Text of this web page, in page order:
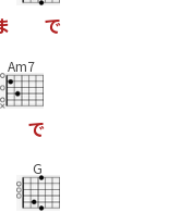
で
Am7
で
G